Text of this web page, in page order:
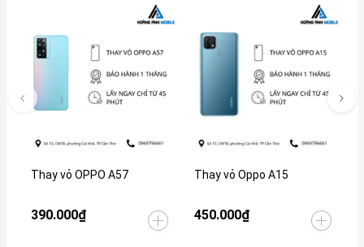
Thay vỏ OPPO A57
390.000₫
Thay vỏ Oppo A15
450.000₫